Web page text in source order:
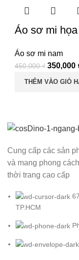
Áo sơ mi
Áo sơ mi nam
450,000₫ Giá
gốc
350,000
THÊM VÀO GIỎ
Cung cấp các sản
và mang phong
thời trang cao cấp
TP.HCM